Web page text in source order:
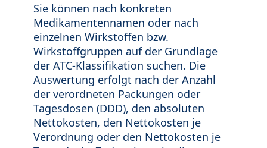
Sie können nach konkreten
Medikamentennamen oder nach
einzelnen Wirkstoffen bzw.
Wirkstoffgruppen auf der Grundlage
der ATC-Klassifikation suchen. Die
Auswertung erfolgt nach der Anzahl
der verordneten Packungen oder
Tagesdosen (DDD), den absoluten
Nettokosten, den Nettokosten je
Verordnung oder den Nettokosten je